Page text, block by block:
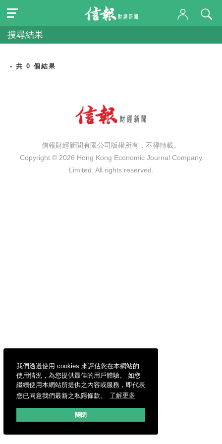
我們透過使用 cookies 來評估您在本網站的
使用情況，為您提供最佳的用戶體驗。 如您
繼續使用本網站所提供之內容或服務，即代表
您已同意我們最新之私隱條款。
了解更多
關閉
搜尋結果
- 共 0 個結果
信報財經新聞有限公司版權所有，不得轉載。
Copyright © 2026 Hong Kong Economic Journal Company
Limited. All rights reserved.